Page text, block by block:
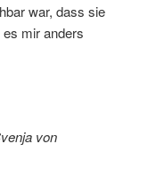
war, dass sie
mir anders
von